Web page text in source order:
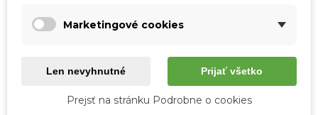
Podrobnosti o produkte
Tabuľka vlastností
Zelená
Marketingové cookies
Len nevyhnutné Prijať všetko
Prejsť na stránku Podrobne o cookies